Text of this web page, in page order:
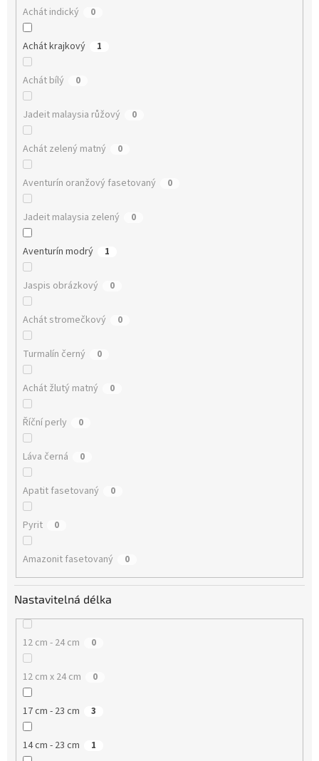
Achát indický 0
Achát krajkový 1
Achát bílý 0
Jadeit malaysia růžový 0
Achát zelený matný 0
Aventurín oranžový fasetovaný 0
Jadeit malaysia zelený 0
Aventurín modrý 1
Jaspis obrázkový 0
Achát stromečkový 0
Turmalín černý 0
Achát žlutý matný 0
Říční perly 0
Láva černá 0
Apatit fasetovaný 0
Pyrit 0
Amazonit fasetovaný 0
Nastavitelná délka
12 cm - 24 cm 0
12 cm x 24 cm 0
17 cm - 23 cm 3
14 cm - 23 cm 1